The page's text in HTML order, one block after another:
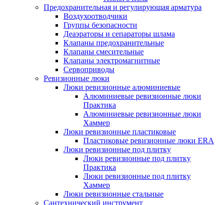
Предохранительная и регулирующая арматура
Воздухоотводчики
Группы безопасности
Деаэраторы и сепараторы шлама
Клапаны предохранительные
Клапаны смесительные
Клапаны электромагнитные
Сервоприводы
Ревизионные люки
Люки ревизионные алюминиевые
Алюминиевые ревизионные люки
Практика
Алюминиевые ревизионные люки
Хаммер
Люки ревизионные пластиковые
Пластиковые ревизионные люки ERA
Люки ревизионные под плитку
Люки ревизионные под плитку
Практика
Люки ревизионные под плитку
Хаммер
Люки ревизионные стальные
Сантехнический инструмент